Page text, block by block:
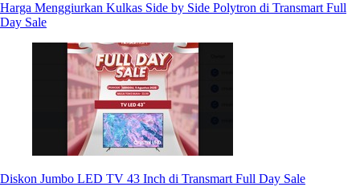
Harga Menggiurkan Kulkas Side by Side Polytron di Transmart Full
Day Sale
Diskon Jumbo LED TV 43 Inch di Transmart Full Day Sale